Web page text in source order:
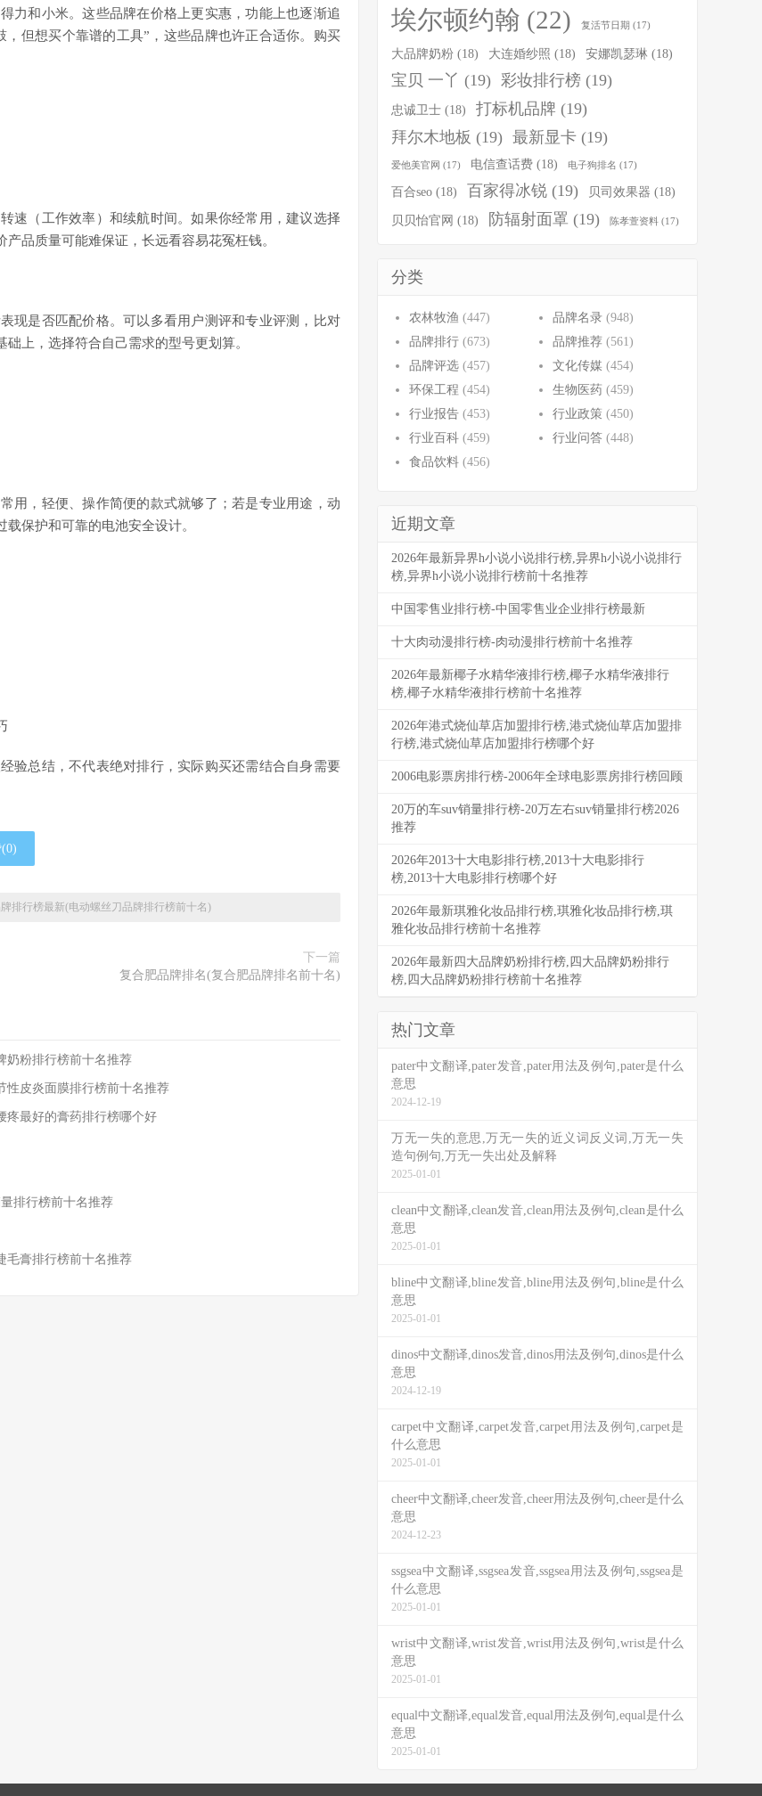
力和小米。这些品牌在价格上更实惠，功能上也逐渐追
但想买个靠谱的工具”，这些品牌也许正合适你。购买
速（工作效率）和续航时间。如果你经常用，建议选择
品质量可能难保证，长远看容易花冤枉钱。
现是否匹配价格。可以多看用户测评和专业评测，比对
上，选择符合自己需求的型号更划算。
用，轻便、操作简便的款式就够了；若是专业用途，动
保护和可靠的电池安全设计。
验总结，不代表绝对排行，实际购买还需结合自身需要
0)
排行榜最新(电动螺丝刀品牌排行榜前十名)
下一篇
复合肥品牌排名(复合肥品牌排名前十名)
奶粉排行榜前十名推荐
性皮炎面膜排行榜前十名推荐
疼最好的膏药排行榜哪个好
排行榜前十名推荐
毛膏排行榜前十名推荐
埃尔顿约翰 (22) 复活节日期 (17)
大品牌奶粉 (18) 大连婚纱照 (18) 安娜凯瑟琳 (18)
宝贝 一丫 (19) 彩妆排行榜 (19)
忠诚卫士 (18) 打标机品牌 (19)
拜尔木地板 (19) 最新显卡 (19)
爱他美官网 (17) 电信查话费 (18) 电子狗排名 (17)
百合seo (18) 百家得冰锐 (19) 贝司效果器 (18)
贝贝怡官网 (18) 防辐射面罩 (19) 陈孝萱资料 (17)
分类
农林牧渔 (447) 品牌名录 (948)
品牌排行 (673) 品牌推荐 (561)
品牌评选 (457) 文化传媒 (454)
环保工程 (454) 生物医药 (459)
行业报告 (453) 行业政策 (450)
行业百科 (459) 行业问答 (448)
食品饮料 (456)
近期文章
2026年最新异界h小说小说排行榜,异界h小说小说排行
榜,异界h小说小说排行榜前十名推荐
中国零售业排行榜-中国零售业企业排行榜最新
十大肉动漫排行榜-肉动漫排行榜前十名推荐
2026年最新椰子水精华液排行榜,椰子水精华液排行
榜,椰子水精华液排行榜前十名推荐
2026年港式烧仙草店加盟排行榜,港式烧仙草店加盟排
行榜,港式烧仙草店加盟排行榜哪个好
2006电影票房排行榜-2006年全球电影票房排行榜回顾
20万的车suv销量排行榜-20万左右suv销量排行榜2026
推荐
2026年2013十大电影排行榜,2013十大电影排行
榜,2013十大电影排行榜哪个好
2026年最新琪雅化妆品排行榜,琪雅化妆品排行榜,琪
雅化妆品排行榜前十名推荐
2026年最新四大品牌奶粉排行榜,四大品牌奶粉排行
榜,四大品牌奶粉排行榜前十名推荐
热门文章
pater中文翻译,pater发音,pater用法及例句,pater是什么
意思
2024-12-19
万无一失的意思,万无一失的近义词反义词,万无一失
造句例句,万无一失出处及解释
2025-01-01
clean中文翻译,clean发音,clean用法及例句,clean是什么
意思
2025-01-01
bline中文翻译,bline发音,bline用法及例句,bline是什么
意思
2025-01-01
dinos中文翻译,dinos发音,dinos用法及例句,dinos是什么
意思
2024-12-19
carpet中文翻译,carpet发音,carpet用法及例句,carpet是
什么意思
2025-01-01
cheer中文翻译,cheer发音,cheer用法及例句,cheer是什么
意思
2024-12-23
ssgsea中文翻译,ssgsea发音,ssgsea用法及例句,ssgsea是
什么意思
2025-01-01
wrist中文翻译,wrist发音,wrist用法及例句,wrist是什么
意思
2025-01-01
equal中文翻译,equal发音,equal用法及例句,equal是什么
意思
2025-01-01